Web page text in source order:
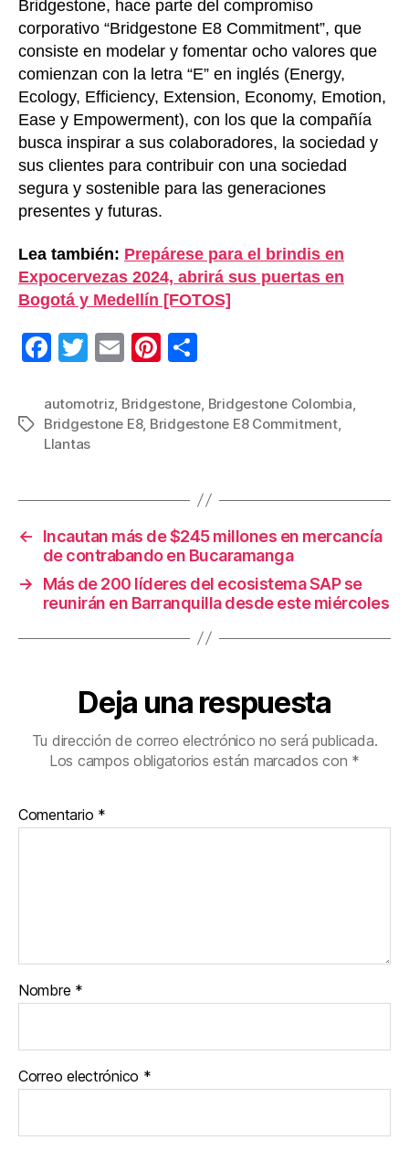
Bridgestone, hace parte del compromiso
corporativo “Bridgestone E8 Commitment”, que
consiste en modelar y fomentar ocho valores que
comienzan con la letra “E” en inglés (Energy,
Ecology, Efficiency, Extension, Economy, Emotion,
Ease y Empowerment), con los que la compañía
busca inspirar a sus colaboradores, la sociedad y
sus clientes para contribuir con una sociedad
segura y sostenible para las generaciones
presentes y futuras.
Lea también: Prepárese para el brindis en
Expocervezas 2024, abrirá sus puertas en
Bogotá y Medellín [FOTOS]
F
c
e
o
k
T
tt
er
E
ail
Pi
er
e
m
p
tir
Etiquetas
automotriz Bridgestone Bridgestone Colombia
Bridgestone E8, Bridgestone E8 Commitment,
Llantas
←
Incautan más de $245 millones en mercancía
de contrabando en Bucaramanga
→
Más de 200 líderes del ecosistema SAP se
reunirán en Barranquilla desde este miércoles
Deja una respuesta
Tu dirección de correo electrónico no será publicada.
Los campos obligatorios están marcados con *
Comentario *
Nombre *
Correo electrónico *